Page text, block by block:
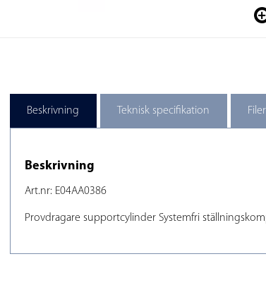
Beskrivning Teknisk specifikation
Beskrivning
Art.nr: E04AA0386
Provdragare supportcylinder Systemfri